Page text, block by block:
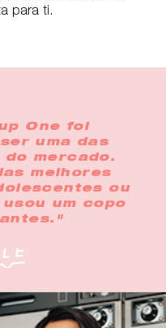
para ti.
One foi
uma das
do mercado.
melhores
ou
um copo